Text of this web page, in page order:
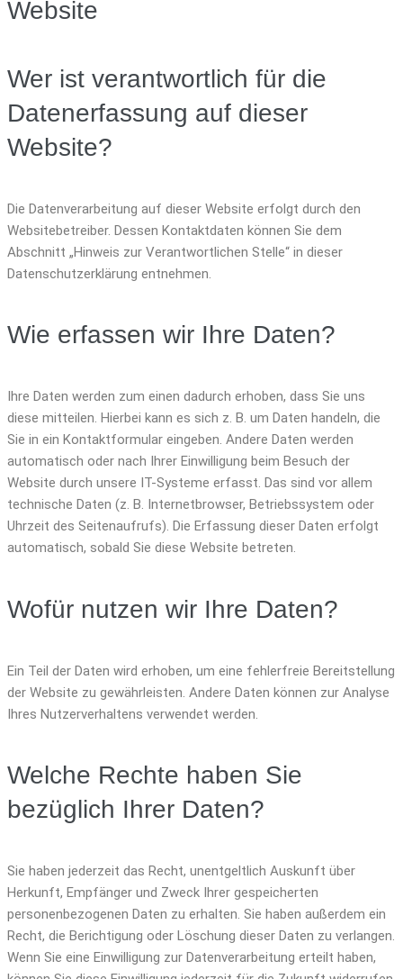
Website
Wer ist verantwortlich für die
Datenerfassung auf dieser
Website?
Die Datenverarbeitung auf dieser Website erfolgt durch den
Websitebetreiber. Dessen Kontaktdaten können Sie dem
Abschnitt „Hinweis zur Verantwortlichen Stelle“ in dieser
Datenschutzerklärung entnehmen.
Wie erfassen wir Ihre Daten?
Ihre Daten werden zum einen dadurch erhoben, dass Sie uns
diese mitteilen. Hierbei kann es sich z. B. um Daten handeln, die
Sie in ein Kontaktformular eingeben. Andere Daten werden
automatisch oder nach Ihrer Einwilligung beim Besuch der
Website durch unsere IT-Systeme erfasst. Das sind vor allem
technische Daten (z. B. Internetbrowser, Betriebssystem oder
Uhrzeit des Seitenaufrufs). Die Erfassung dieser Daten erfolgt
automatisch, sobald Sie diese Website betreten.
Wofür nutzen wir Ihre Daten?
Ein Teil der Daten wird erhoben, um eine fehlerfreie Bereitstellung
der Website zu gewährleisten. Andere Daten können zur Analyse
Ihres Nutzerverhaltens verwendet werden.
Welche Rechte haben Sie
bezüglich Ihrer Daten?
Sie haben jederzeit das Recht, unentgeltlich Auskunft über
Herkunft, Empfänger und Zweck Ihrer gespeicherten
personenbezogenen Daten zu erhalten. Sie haben außerdem ein
Recht, die Berichtigung oder Löschung dieser Daten zu verlangen.
Wenn Sie eine Einwilligung zur Datenverarbeitung erteilt haben,